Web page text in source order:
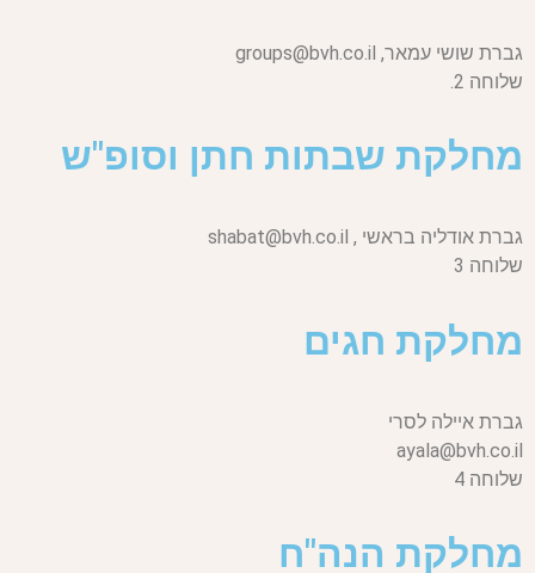
גברת שושי עמאר, groups@bvh.co.il
שלוחה 2.
מחלקת שבתות חתן וסופ"ש
גברת אודליה בראשי , shabat@bvh.co.il
שלוחה 3
מחלקת חגים
גברת איילה לסרי
ayala@bvh.co.il
שלוחה 4
מחלקת הנה"ח